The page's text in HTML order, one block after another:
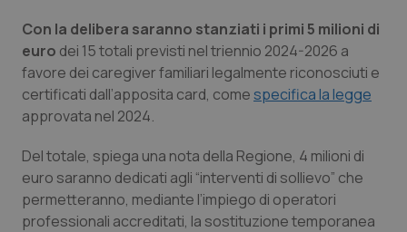
Campania
Emilia-Romagna
Friuli Venezia Giulia
Lazio
Liguria
Car-T
Colesterolo & coronaropatie
Dermatite Atopica
Diabete & glucometri
Disturbi dell’umore
Con la delibera saranno stanziati i primi 5 milioni di
euro dei 15 totali previsti nel triennio 2024-2026 a
favore dei caregiver familiari legalmente riconosciuti e
certificati dall’apposita card, comespecifica la legge
approvata nel 2024.
Del totale, spiega una nota della Regione, 4 milioni di
euro saranno dedicati agli “interventi di sollievo” che
permetteranno, mediante l’impiego di operatori
professionali accreditati, la sostituzione temporanea